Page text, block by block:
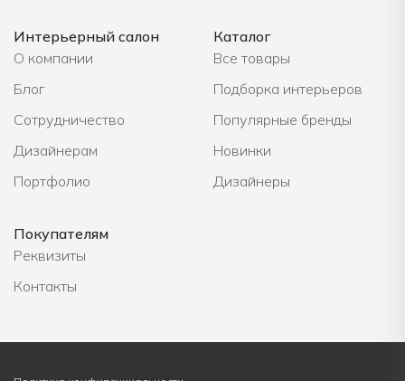
Интерьерный салон
О компании
Блог
Сотрудничество
Дизайнерам
Портфолио
Каталог
Все товары
Подборка интерьеров
Популярные бренды
Новинки
Дизайнеры
Покупателям
Реквизиты
Контакты